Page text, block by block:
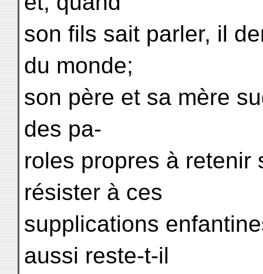
son fils sait parler, il
du monde;
son père et sa mère
des pa-
roles propres à retenir
résister à ces
supplications
aussi reste-t-il